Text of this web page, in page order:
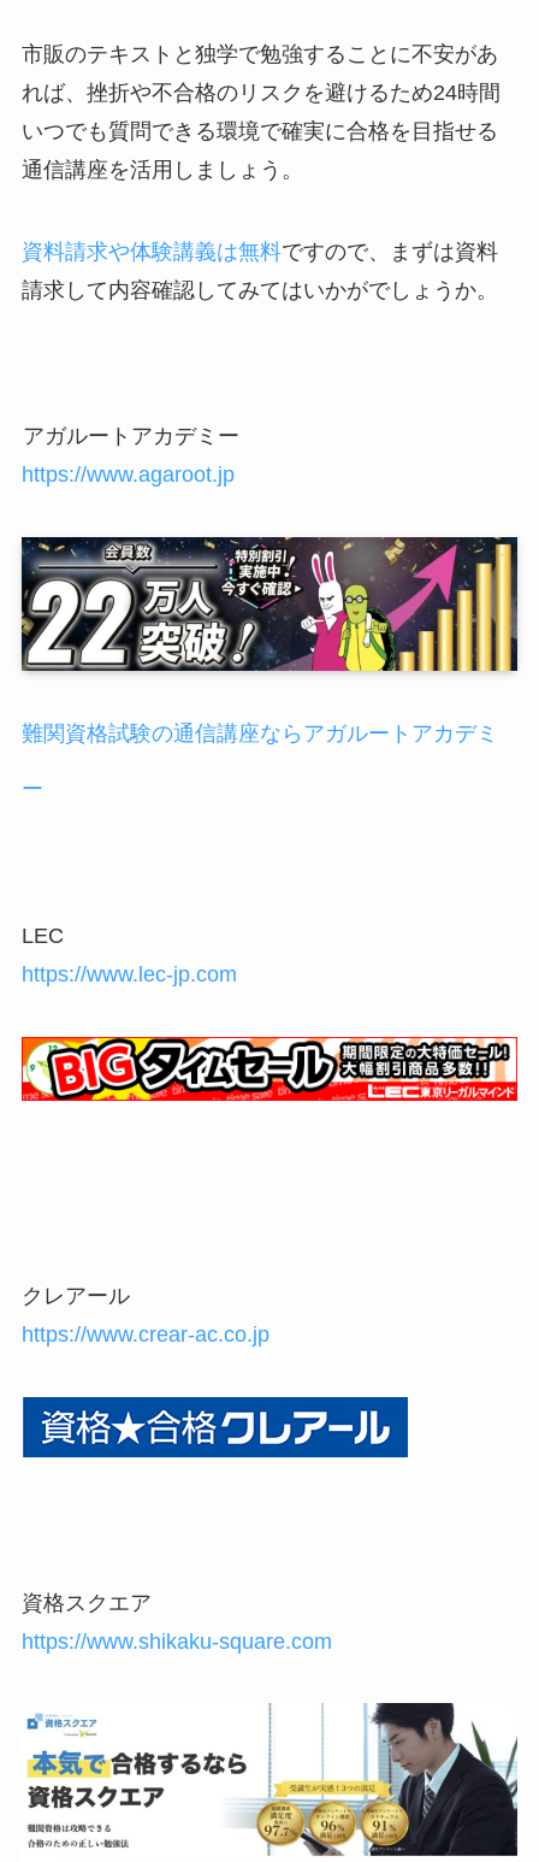
市販のテキストと独学で勉強することに不安があ
れば、挫折や不合格のリスクを避けるため24時間
いつでも質問できる環境で確実に合格を目指せる
通信講座を活用しましょう。
資料請求や体験講義は無料ですので、まずは資料
請求して内容確認してみてはいかがでしょうか。
アガルートアカデミー
https://www.agaroot.jp
難関資格試験の通信講座ならアガルートアカデミ
ー
LEC
https://www.lec-jp.com
クレアール
https://www.crear-ac.co.jp
資格スクエア
https://www.shikaku-square.com